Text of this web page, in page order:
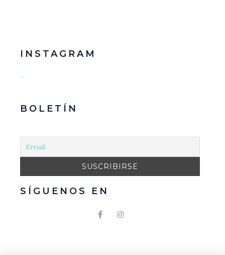
INSTAGRAM
…
BOLETÍN
SÍGUENOS EN